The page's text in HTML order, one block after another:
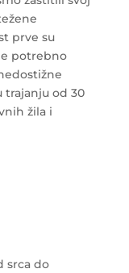
prve su
potrebno
trajanju od 30
žila i
srca do